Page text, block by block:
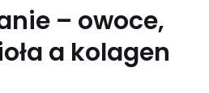
– owoce,
a kolagen